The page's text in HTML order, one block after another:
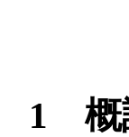
1 概